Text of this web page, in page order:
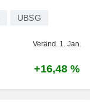
UBSG
Veränd. 1. Jan.
+16,48 %